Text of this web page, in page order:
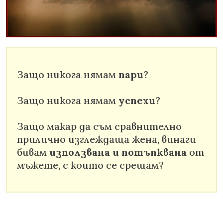
Защо никога нямам пари?
Защо никога нямам успехи?
Защо макар да съм сравнително
прилично изглеждаща жена, винаги
бивам използвана и потъпквана от
мъжете, с които се срещам?